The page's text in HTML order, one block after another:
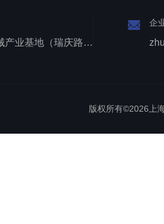
上海张江医疗器械产业基地（瑞庆路528号）
企
版权所有©2026